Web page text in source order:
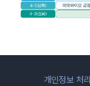
개인정보 처